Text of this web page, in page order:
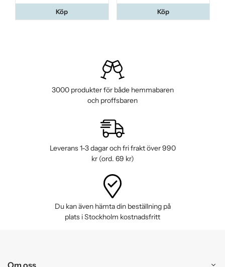
Köp Köp
3000 produkter för både hemmabaren
och proffsbaren
Leverans 1-3 dagar och fri frakt över 990
kr (ord. 69 kr)
Du kan även hämta din beställning på
plats i Stockholm kostnadsfritt
Om oss